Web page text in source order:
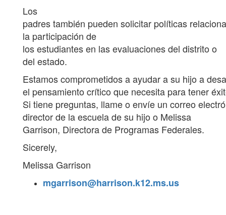
Los
padres también pueden solicitar políticas
la participación de
los estudiantes en las evaluaciones del distrito o
del estado.
Estamos comprometidos a ayudar a su hijo a
el pensamiento crítico que necesita para tener
Si tiene preguntas, llame o envíe un correo
director de la escuela de su hijo o Melissa
Garrison, Directora de Programas Federales.
Sicerely,
Melissa Garrison
mgarrison@harrison.k12.ms.us